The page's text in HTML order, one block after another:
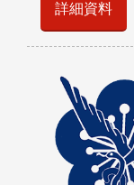
詳細資料